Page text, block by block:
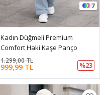
7
Kadın Düğmeli Premium
Comfort Haki Kaşe Panço
999,99 TL
1.299,00 TL
%23